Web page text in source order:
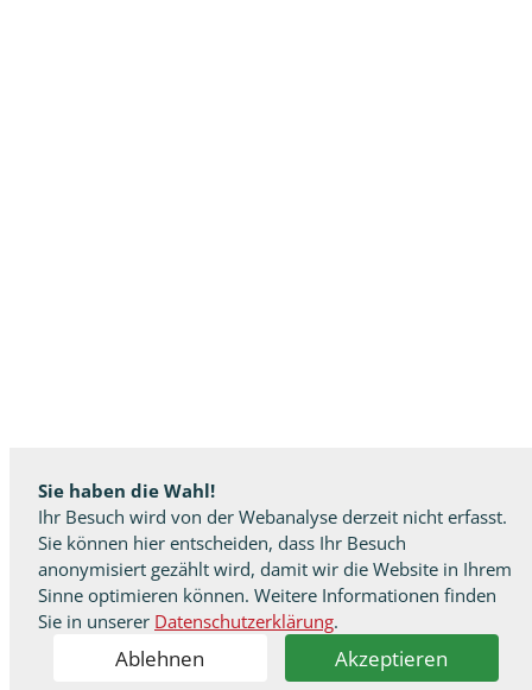
Sie haben die Wahl!
Ihr Besuch wird von der Webanalyse derzeit nicht erfasst.
Sie können hier entscheiden, dass Ihr Besuch
anonymisiert gezählt wird, damit wir die Website in Ihrem
Sinne optimieren können. Weitere Informationen finden
Sie in unserer Datenschutzerklärung.
Ablehnen Akzeptieren